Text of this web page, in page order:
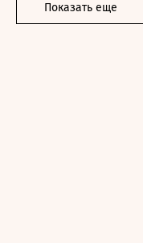
Показать еще